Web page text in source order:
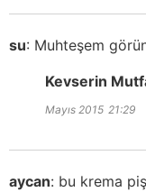
su: Muhteşem
Kevserin
Mayıs 2015 21:29
aycan: bu krema